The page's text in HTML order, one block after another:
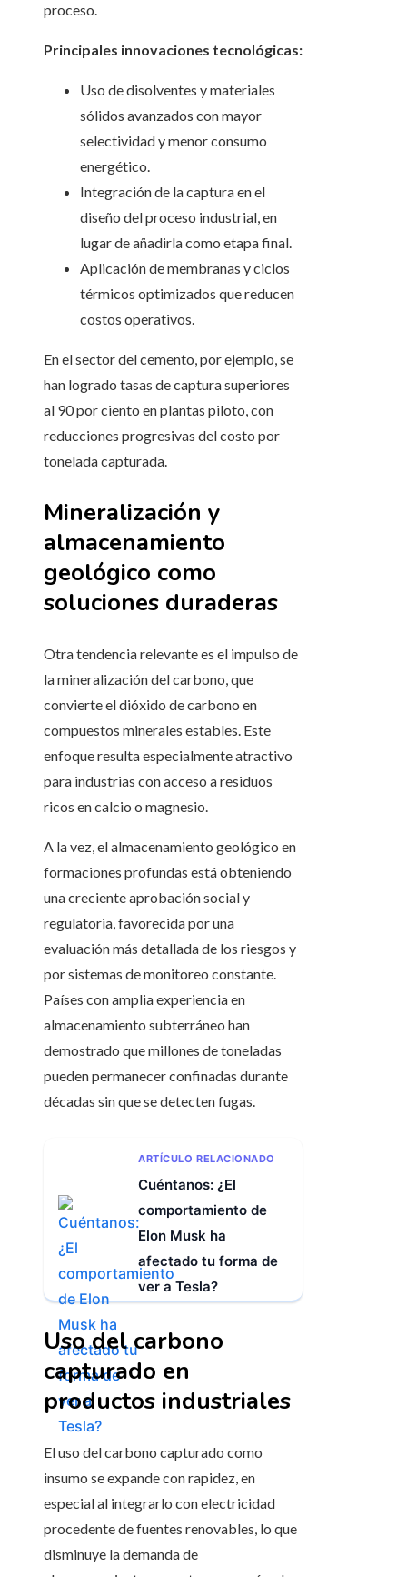
proceso.
Principales innovaciones tecnológicas:
Uso de disolventes y materiales
sólidos avanzados con mayor
selectividad y menor consumo
energético.
Integración de la captura en el
diseño del proceso industrial, en
lugar de añadirla como etapa final.
Aplicación de membranas y ciclos
térmicos optimizados que reducen
costos operativos.
En el sector del cemento, por ejemplo, se
han logrado tasas de captura superiores
al 90 por ciento en plantas piloto, con
reducciones progresivas del costo por
tonelada capturada.
Mineralización y
almacenamiento
geológico como
soluciones duraderas
Otra tendencia relevante es el impulso de
la mineralización del carbono, que
convierte el dióxido de carbono en
compuestos minerales estables. Este
enfoque resulta especialmente atractivo
para industrias con acceso a residuos
ricos en calcio o magnesio.
A la vez, el almacenamiento geológico en
formaciones profundas está obteniendo
una creciente aprobación social y
regulatoria, favorecida por una
evaluación más detallada de los riesgos y
por sistemas de monitoreo constante.
Países con amplia experiencia en
almacenamiento subterráneo han
demostrado que millones de toneladas
pueden permanecer confinadas durante
décadas sin que se detecten fugas.
ARTÍCULO RELACIONADO
Cuéntanos: ¿El
comportamiento de
Elon Musk ha
afectado tu forma de
ver a Tesla?
Uso del carbono
capturado en
productos industriales
El uso del carbono capturado como
insumo se expande con rapidez, en
especial al integrarlo con electricidad
procedente de fuentes renovables, lo que
disminuye la demanda de